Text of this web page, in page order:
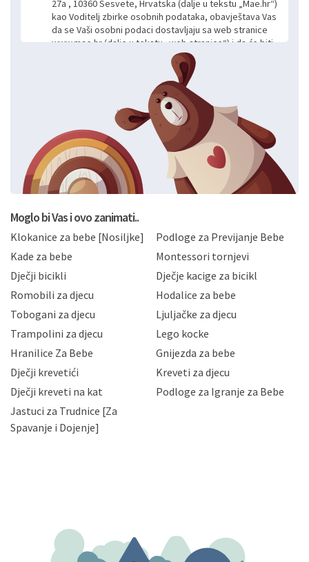
27a , 10360 Sesvete, Hrvatska (dalje u tekstu „Mae.hr“)
kao Voditelj zbirke osobnih podataka, obavještava Vas
da se Vaši osobni podaci dostavljaju sa web stranice
www.mae.hr (dalje u tekstu „web stranice“) i da će biti
obrađeni. Prihvaćanjem ove Izjave smatra se da
slobodno i izričito dajete privolu za prikupljanje i daljnju
obradu Vaših osobnih podataka koje ustupate Mae.hr
putem ovih web stranica u svrhu odgovora i daljnje
komunikacije na Vaš upit poslan kroz kontakt obrazac.
Radi se o dobrovoljnom davanju podataka te ovu
Izjavu niste dužni prihvatiti odnosno niste dužni unositi
svoje osobne podatke u jednu od prijavnih
formi/obrazaca dostupnih na ovim web stranicama.
BRO'N BRO d.o.o. će s Vašim osobnim podacima
postupati sukladno Općoj uredbi o zaštiti podataka
privatnosti i kolačića koju možete pročitati ovdje i
Hrvatske, a uvijek uz primjenu odgovarajućih tehničkih i
sigurnosnih mjera zaštite osobnih podataka od
neovlaštenog pristupa, zlouporabe, otkrivanja,
gubitka ili uništenja. Mae.hr štiti privatnost svojih
korisnika i posjetitelja web stranica, čuva povjerljivost
Vaših osobnih podataka te omogućava pristup i
priopćavanje osobnih podataka samo onim svojim
zaposlenicima kojima su isti potrebni radi provedbe
slučajevima koji su dozvoljeni zakonima. Napominjemo
da možete u svako doba, u potpunosti ili djelomice,
zatražiti prestanak aktivnosti obrade Vaših osobnih
podataka. Opoziv privole možete podnijeti poštom na
gore navedenu adresu ili e-mailom na adresu:
Moglo bi Vas i ovo zanimati..
Klokanice za bebe [Nosiljke]
Podloge za Previjanje Bebe
Kade za bebe
Montessori tornjevi
Dječji bicikli
Dječje kacige za bicikl
Romobili za djecu
Hodalice za bebe
Tobogani za djecu
Ljuljačke za djecu
Trampolini za djecu
Lego kocke
Hranilice Za Bebe
Gnijezda za bebe
Dječji krevetići
Kreveti za djecu
Dječji kreveti na kat
Podloge za Igranje za Bebe
Jastuci za Trudnice [Za
Spavanje i Dojenje]